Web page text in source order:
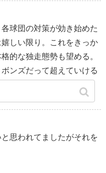
球団の対策が効き始めた
しい限り。これをきっか
的な独走態勢も望める。
ンズだって超えていける
だ！
思われてましたがそれを